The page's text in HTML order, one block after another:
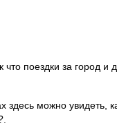
поездки за город
можно увидеть,